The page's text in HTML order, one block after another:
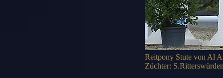
Reitpony Stute von Al
Züchter: